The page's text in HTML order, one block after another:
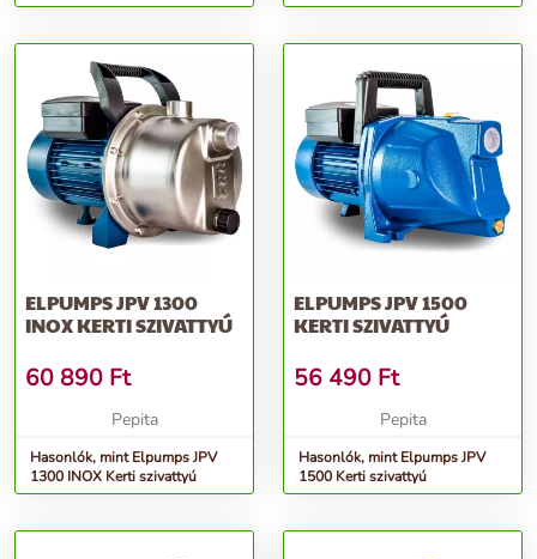
ELPUMPS JPV 1300
INOX KERTI SZIVATTYÚ
60 890 Ft
Pepita
Hasonlók, mint Elpumps JPV
1300 INOX Kerti szivattyú
ELPUMPS JPV 1500
KERTI SZIVATTYÚ
56 490 Ft
Pepita
Hasonlók, mint Elpumps JPV
1500 Kerti szivattyú